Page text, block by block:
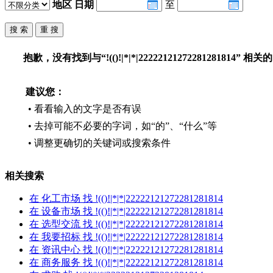
地区 日期 至
抱歉，没有找到与“!(()!|*|*|22222121272281281814” 相关
建议您：
• 看看输入的文字是否有误
• 去掉可能不必要的字词，如“的”、“什么”等
• 调整更确切的关键词或搜索条件
相关搜索
在 化工市场 找 !(()!|*|*|22222121272281281814
在 设备市场 找 !(()!|*|*|22222121272281281814
在 选型交流 找 !(()!|*|*|22222121272281281814
在 我要招标 找 !(()!|*|*|22222121272281281814
在 资讯中心 找 !(()!|*|*|22222121272281281814
在 商务服务 找 !(()!|*|*|22222121272281281814